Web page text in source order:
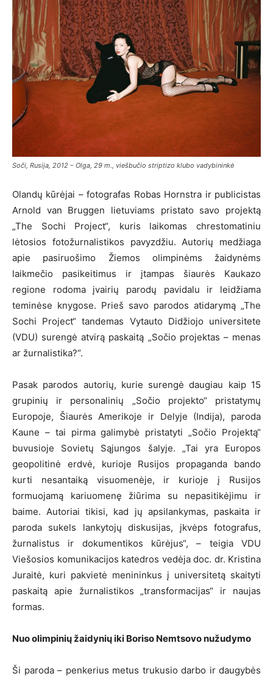
Soči, Rusija, 2012 – Olga, 29 m., viešbučio striptizo klubo vadybininkė
Olandų kūrėjai – fotografas Robas Hornstra ir publicistas
Arnold van Bruggen lietuviams pristato savo projektą
„The Sochi Project“, kuris laikomas chrestomatiniu
lėtosios fotožurnalistikos pavyzdžiu. Autorių medžiaga
apie pasiruošimo Žiemos olimpinėms žaidynėms
laikmečio pasikeitimus ir įtampas šiaurės Kaukazo
regione rodoma įvairių parodų pavidalu ir leidžiama
teminėse knygose. Prieš savo parodos atidarymą „The
Sochi Project“ tandemas Vytauto Didžiojo universitete
(VDU) surengė atvirą paskaitą „Sočio projektas – menas
ar žurnalistika?“.
Pasak parodos autorių, kurie surengė daugiau kaip 15
grupinių ir personalinių „Sočio projekto“ pristatymų
Europoje, Šiaurės Amerikoje ir Delyje (Indija), paroda
Kaune – tai pirma galimybė pristatyti „Sočio Projektą“
buvusioje Sovietų Sąjungos šalyje. „Tai yra Europos
geopolitinė erdvė, kurioje Rusijos propaganda bando
kurti nesantaiką visuomenėje, ir kurioje į Rusijos
formuojamą kariuomenę žiūrima su nepasitikėjimu ir
baime. Autoriai tikisi, kad jų apsilankymas, paskaita ir
paroda sukels lankytojų diskusijas, įkvėps fotografus,
žurnalistus ir dokumentikos kūrėjus“, – teigia VDU
Viešosios komunikacijos katedros vedėja doc. dr. Kristina
Juraitė, kuri pakvietė menininkus į universitetą skaityti
paskaitą apie žurnalistikos „transformacijas“ ir naujas
formas.
Nuo olimpinių žaidynių iki Boriso Nemtsovo nužudymo
Ši paroda – penkerius metus trukusio darbo ir daugybės